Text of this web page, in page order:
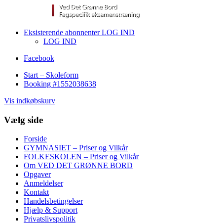
Eksisterende abonnenter LOG IND
LOG IND
Facebook
Start – Skoleform
Booking #1552038638
Vis indkøbskurv
Vælg side
Forside
GYMNASIET – Priser og Vilkår
FOLKESKOLEN – Priser og Vilkår
Om VED DET GRØNNE BORD
Opgaver
Anmeldelser
Kontakt
Handelsbetingelser
Hjælp & Support
Privatslivspolitik